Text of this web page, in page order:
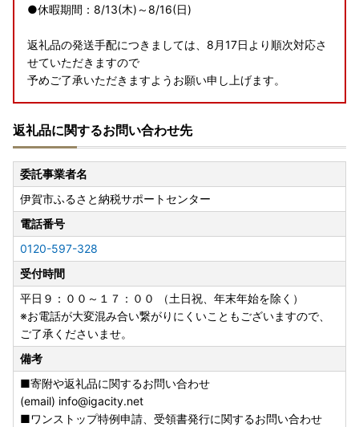
●休暇期間：8/13(木)～8/16(日)
返礼品の発送手配につきましては、8月17日より順次対応さ
せていただきますので
予めご了承いただきますようお願い申し上げます。
返礼品に関するお問い合わせ先
委託事業者名
伊賀市ふるさと納税サポートセンター
電話番号
0120-597-328
受付時間
平日９：００～１７：００ （土日祝、年末年始を除く）
※お電話が大変混み合い繋がりにくいこともございますので、
ご了承くださいませ。
備考
■寄附や返礼品に関するお問い合わせ
(email) info@igacity.net
■ワンストップ特例申請、受領書発行に関するお問い合わせ